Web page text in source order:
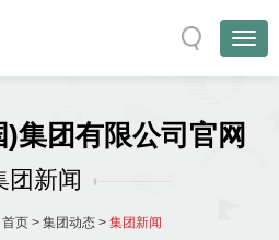
集团有限公司官网
团新闻
首页> 集团动态> 集团新闻